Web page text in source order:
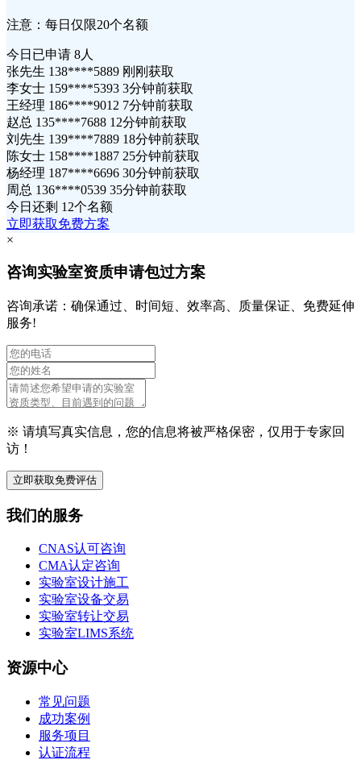
注意：每日仅限20个名额
今日已申请 8人
张先生 138****5889 刚刚获取
李女士 159****5393 3分钟前获取
王经理 186****9012 7分钟前获取
赵总 135****7688 12分钟前获取
刘先生 139****7889 18分钟前获取
陈女士 158****1887 25分钟前获取
杨经理 187****6696 30分钟前获取
周总 136****0539 35分钟前获取
今日还剩 12个名额
立即获取免费方案
×
咨询实验室资质申请包过方案
咨询承诺：确保通过、时间短、效率高、质量保证、免费延伸
服务!
※ 请填写真实信息，您的信息将被严格保密，仅用于专家回
访！
立即获取免费评估
我们的服务
CNAS认可咨询
CMA认定咨询
实验室设计施工
实验室设备交易
实验室转让交易
实验室LIMS系统
资源中心
常见问题
成功案例
服务项目
认证流程